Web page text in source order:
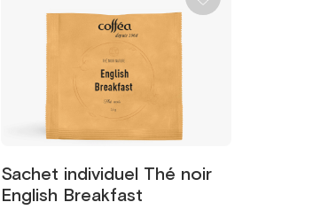
Sachet individuel Thé noir
English Breakfast